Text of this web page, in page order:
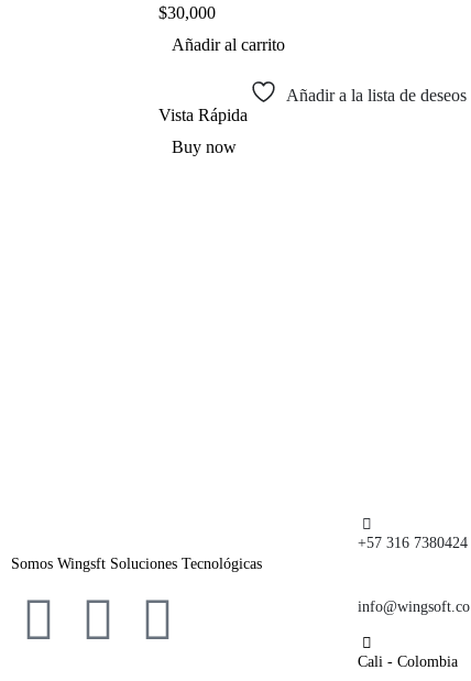
0out of 5
$30,000
Añadir al carrito
Añadir a la lista de deseos
Vista Rápida
Buy now
Somos Wingsft Soluciones Tecnológicas
+57 316 7380424
info@wingsoft.co
Cali - Colombia